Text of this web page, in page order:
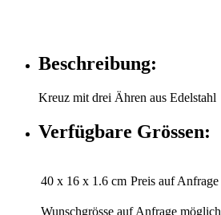
Beschreibung:
Kreuz mit drei Ähren aus Edelstahl
Verfügbare Grössen:
40 x 16 x 1.6 cm Preis auf Anfrage
Wunschgrösse auf Anfrage möglich